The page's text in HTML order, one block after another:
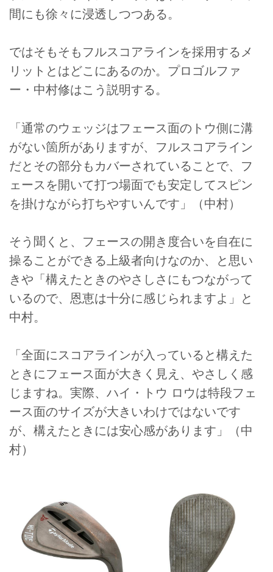
間にも徐々に浸透しつつある。
ではそもそもフルスコアラインを採用するメ
リットとはどこにあるのか。プロゴルファ
ー・中村修はこう説明する。
「通常のウェッジはフェース面のトウ側に溝
がない箇所がありますが、フルスコアライン
だとその部分もカバーされていることで、フ
ェースを開いて打つ場面でも安定してスピン
を掛けながら打ちやすいんです」（中村）
そう聞くと、フェースの開き度合いを自在に
操ることができる上級者向けなのか、と思い
きや「構えたときのやさしさにもつながって
いるので、恩恵は十分に感じられますよ」と
中村。
「全面にスコアラインが入っていると構えた
ときにフェース面が大きく見え、やさしく感
じますね。実際、ハイ・トウ ロウは特段フェ
ース面のサイズが大きいわけではないです
が、構えたときには安心感があります」（中
村）